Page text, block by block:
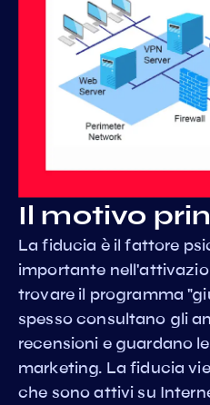
Il motivo
La fiducia è il fattore
importante
trovare il programma
spesso consultano gli
recensioni e guardano
marketing. La fiducia
che sono attivi su